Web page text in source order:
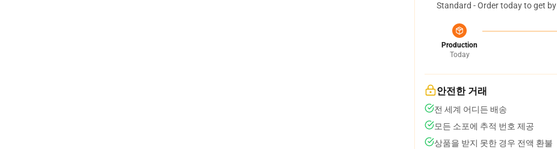
Standard - Order today to get by
Production
Today
안전한 거래
전 세계 어디든 배송
모든 소포에 추적 번호 제공
상품을 받지 못한 경우 전액 환불